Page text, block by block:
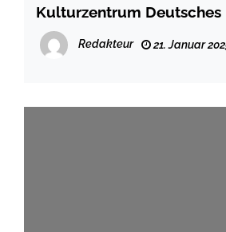
Kulturzentrum Deutsches
Redakteur 21. Januar